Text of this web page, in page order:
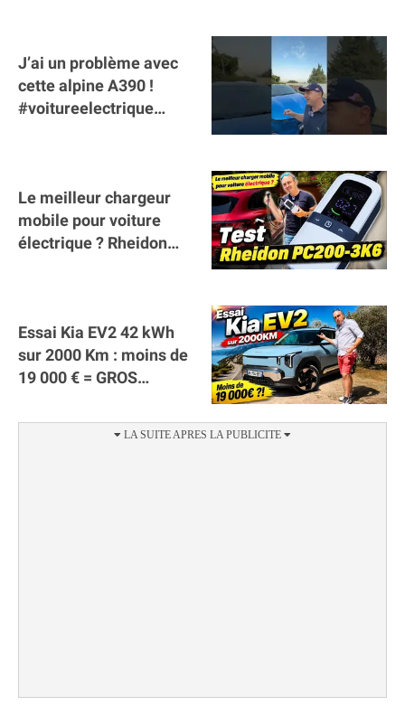
J’ai un problème avec
cette alpine A390 !
#voitureelectrique
Le meilleur chargeur
mobile pour voiture
électrique ? Rheidon
Essai Kia EV2 42 kWh
sur 2000 Km : moins de
19 000 € = GROS